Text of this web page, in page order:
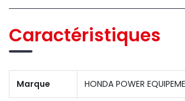
Caractéristiques
Marque HONDA POWER